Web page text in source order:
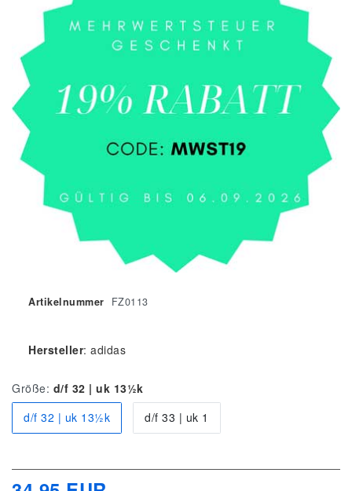
Artikelnummer FZ0113
Hersteller: adidas
Größe: d/f 32 | uk 13½k
d/f 32 | uk 13½k
d/f 33 | uk 1